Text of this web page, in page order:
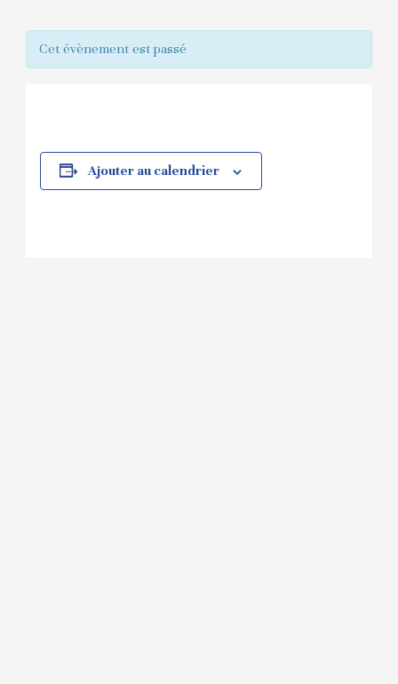
Cet évènement est passé
Ajouter au calendrier